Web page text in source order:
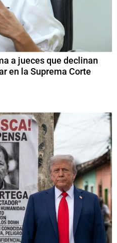
a jueces que declinan
en la Suprema Corte